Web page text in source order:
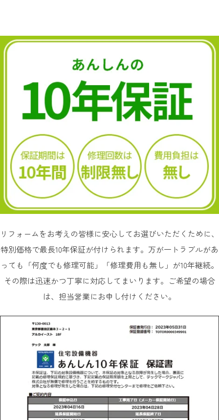
リフォームをお考えの皆様に安心してお選びいただくために、
特別価格で最長10年保証が付けられます。万が一トラブルがあ
っても「何度でも修理可能」「修理費用も無し」が10年継続。
その際は迅速かつ丁寧に対応してまいります。ご希望の場合
は、担当営業にお申し付けください。